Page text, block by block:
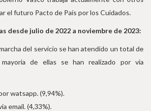
el futuro Pacto de País por los Cuidados.
desde julio de 2022 a noviembre de 2023:
del servicio se han atendido un total de
de ellas se han realizado por vía
watsapp. (9,94%).
email. (4,33%).